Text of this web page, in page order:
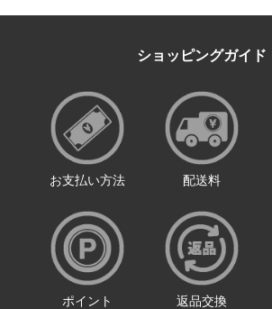
ショッピングガイド
お支払い方法 配送料
ポイント 返品交換